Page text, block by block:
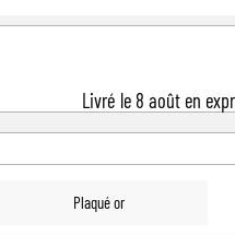
Livré le 8 août en
Plaqué or